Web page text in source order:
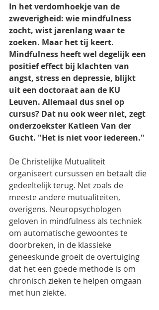
In het verdomhoekje van de
zweverigheid: wie mindfulness
zocht, wist jarenlang waar te
zoeken. Maar het tij keert.
Mindfulness heeft wel degelijk een
positief effect bij klachten van
angst, stress en depressie, blijkt
uit een doctoraat aan de KU
Leuven. Allemaal dus snel op
cursus? Dat nu ook weer niet, zegt
onderzoekster Katleen Van der
Gucht. "Het is niet voor iedereen."
De Christelijke Mutualiteit
organiseert cursussen en betaalt die
gedeeltelijk terug. Net zoals de
meeste andere mutualiteiten,
overigens. Neuropsychologen
geloven in mindfulness als techniek
om automatische gewoontes te
doorbreken, in de klassieke
geneeskunde groeit de overtuiging
dat het een goede methode is om
chronisch zieken te helpen omgaan
met hun ziekte.